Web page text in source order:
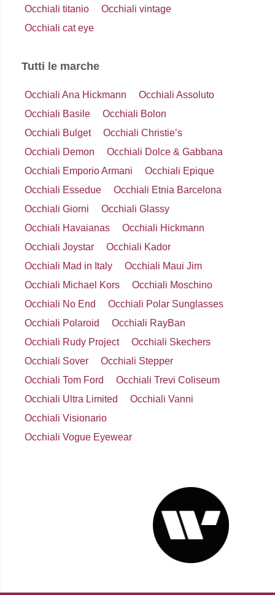
Occhiali titanio
Occhiali vintage
Occhiali cat eye
Tutti le marche
Occhiali Ana Hickmann
Occhiali Assoluto
Occhiali Basile
Occhiali Bolon
Occhiali Bulget
Occhiali Christie’s
Occhiali Demon
Occhiali Dolce & Gabbana
Occhiali Emporio Armani
Occhiali Epique
Occhiali Essedue
Occhiali Etnia Barcelona
Occhiali Giorni
Occhiali Glassy
Occhiali Havaianas
Occhiali Hickmann
Occhiali Joystar
Occhiali Kador
Occhiali Mad in Italy
Occhiali Maui Jim
Occhiali Michael Kors
Occhiali Moschino
Occhiali No End
Occhiali Polar Sunglasses
Occhiali Polaroid
Occhiali RayBan
Occhiali Rudy Project
Occhiali Skechers
Occhiali Sover
Occhiali Stepper
Occhiali Tom Ford
Occhiali Trevi Coliseum
Occhiali Ultra Limited
Occhiali Vanni
Occhiali Visionario
Occhiali Vogue Eyewear